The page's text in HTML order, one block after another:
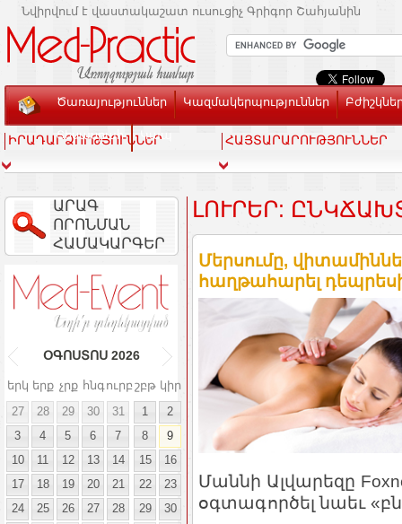
Նվիրվում է վաստակաշատ ուսուցիչ Գրիգոր Շահյանին
Ծառայություններ Կազմակերպություններ
Տեսասրահ Կապ
ԻՐԱԴԱՐՁՈՒԹՅՈՒՆՆԵՐ ՀԱՅՏԱՐԱՐՈՒԹՅՈՒՆՆԵՐ
ԱՐԱԳ
ՈՐՈՆՄԱՆ
ՀԱՄԱԿԱՐԳԵՐ
ՕԳՈՍՏՈՍ 2026
երկ երք չրք հնգուրբ շբթ կիր
27
28 29 30 31 1
2
3
4 5 6 7 8
9
10
11 12 13 14 15
16
17
18 19 20 21 22
23
24
25 26 27 28 29
30
ԼՈՒՐԵՐ:
Մերսումը,
հաղթահարել
Մաննի Ալվարեզը
օգտագործել նաեւ